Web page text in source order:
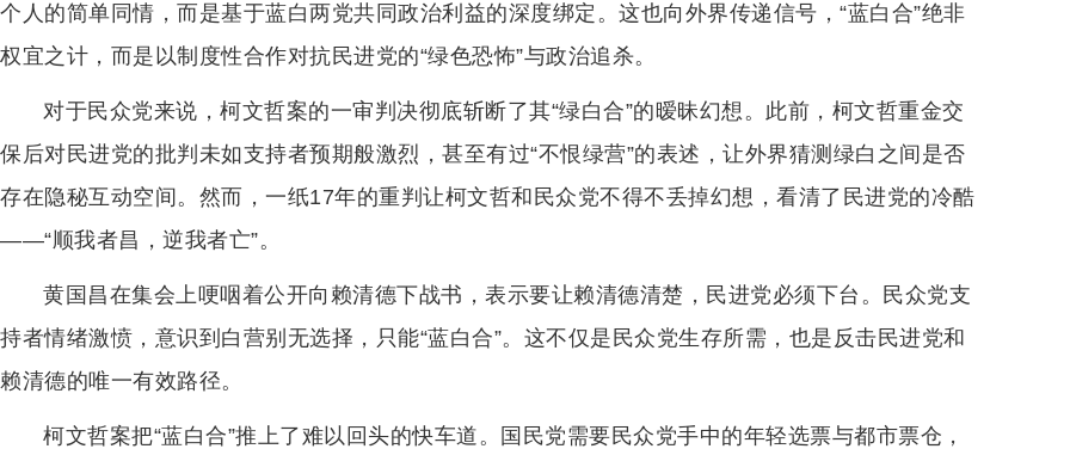
个人的简单同情，而是基于蓝白两党共同政治利益的深度绑定。这也向外界传递信号，“蓝白合”绝非
权宜之计，而是以制度性合作对抗民进党的“绿色恐怖”与政治追杀。
对于民众党来说，柯文哲案的一审判决彻底斩断了其“绿白合”的暧昧幻想。此前，柯文哲重金交
保后对民进党的批判未如支持者预期般激烈，甚至有过“不恨绿营”的表述，让外界猜测绿白之间是否
存在隐秘互动空间。然而，一纸17年的重判让柯文哲和民众党不得不丢掉幻想，看清了民进党的冷酷
——“顺我者昌，逆我者亡”。
黄国昌在集会上哽咽着公开向赖清德下战书，表示要让赖清德清楚，民进党必须下台。民众党支
持者情绪激愤，意识到白营别无选择，只能“蓝白合”。这不仅是民众党生存所需，也是反击民进党和
赖清德的唯一有效路径。
柯文哲案把“蓝白合”推上了难以回头的快车道。国民党需要民众党手中的年轻选票与都市票仓，